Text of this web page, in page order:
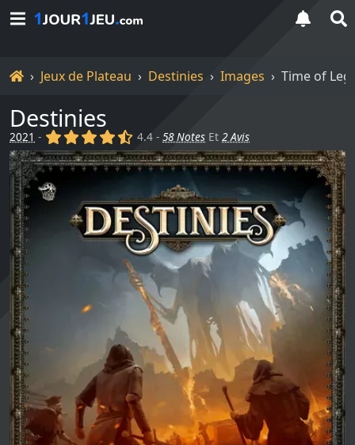
Accueil
Jeux de Plateau Destinies Images Time of
Destinies
2021 - (x) (x) (x) (x) (,)
4.4 -58 Notes Et2 Avis